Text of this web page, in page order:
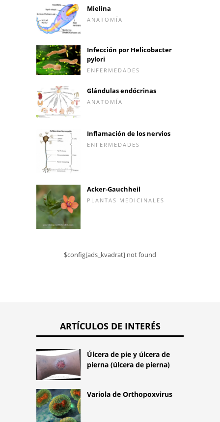
Mielina
ANATOMÍA
Infección por Helicobacter
pylori
ENFERMEDADES
Glándulas endócrinas
ANATOMÍA
Inflamación de los nervios
ENFERMEDADES
Acker-Gauchheil
PLANTAS MEDICINALES
$config[ads_kvadrat] not found
ARTÍCULOS DE INTERÉS
Úlcera de pie y úlcera de
pierna (úlcera de pierna)
Variola de Orthopoxvirus